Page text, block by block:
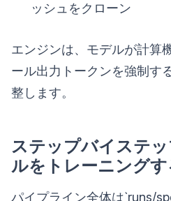
ッシュをクローン
エンジンは、モデルが計算
ール出力トークンを強制す
整します。
ステップバイステ
ルをトレーニングす
パイプライン全体は`runs/